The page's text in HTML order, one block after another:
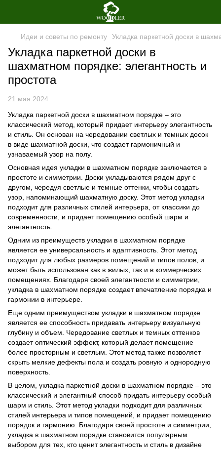
Идеи и советы по ремонту Укладка паркетной доски в
Укладка паркетной доски в
шахматном порядке: элегантность и
простота
21 мая 2024
Укладка паркетной доски в шахматном порядке – это
классический метод, который придает интерьеру элегантность
и стиль. Он основан на чередовании светлых и темных досок
в виде шахматной доски, что создает гармоничный и
узнаваемый узор на полу.
Основная идея укладки в шахматном порядке заключается в
простоте и симметрии. Доски укладываются рядом друг с
другом, чередуя светлые и темные оттенки, чтобы создать
узор, напоминающий шахматную доску. Этот метод укладки
подходит для различных стилей интерьера, от классики до
современности, и придает помещению особый шарм и
элегантность.
Одним из преимуществ укладки в шахматном порядке
является ее универсальность и адаптивность. Этот метод
подходит для любых размеров помещений и типов полов, и
может быть использован как в жилых, так и в коммерческих
помещениях. Благодаря своей элегантности и симметрии,
укладка в шахматном порядке создает впечатление порядка и
гармонии в интерьере.
Еще одним преимуществом укладки в шахматном порядке
является ее способность придавать интерьеру визуальную
глубину и объем. Чередование светлых и темных оттенков
создает оптический эффект, который делает помещение
более просторным и светлым. Этот метод также позволяет
скрыть мелкие дефекты пола и создать ровную и однородную
поверхность.
В целом, укладка паркетной доски в шахматном порядке – это
классический и элегантный способ придать интерьеру особый
шарм и стиль. Этот метод укладки подходит для различных
стилей интерьера и типов помещений, и придает помещению
порядок и гармонию. Благодаря своей простоте и симметрии,
укладка в шахматном порядке становится популярным
выбором для тех, кто ценит элегантность и стиль в дизайне